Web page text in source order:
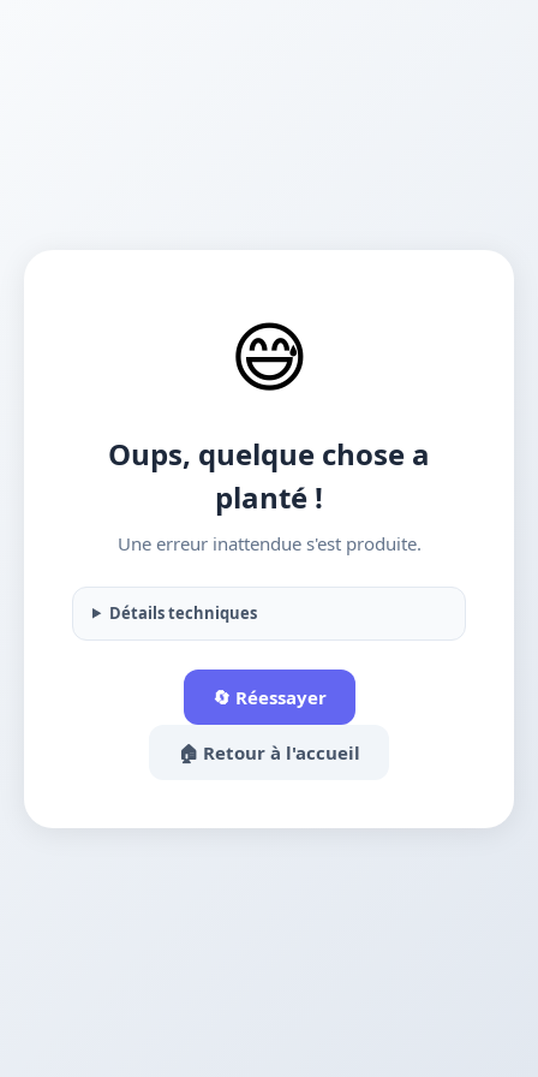
😅
Oups, quelque chose a
planté !
Une erreur inattendue s'est produite.
Détails techniques
🔄 Réessayer
🏠 Retour à l'accueil